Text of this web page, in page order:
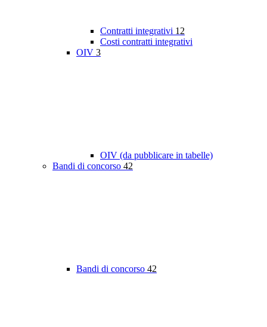
Contratti integrativi 12
Costi contratti integrativi
OIV 3
OIV (da pubblicare in tabelle)
Bandi di concorso 42
Bandi di concorso 42